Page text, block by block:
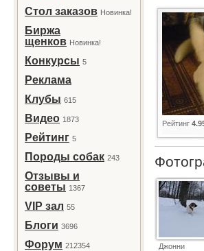
Стол заказов Новинка!
Биржа
щенков Новинка!
Конкурсы 5
Реклама
Клубы 615
Видео 1873
Рейтинг 5
Породы собак 243
Отзывы и
советы 1367
VIP зал 55
Блоги 3696
Форум 212354
Рейтинг
Джонни